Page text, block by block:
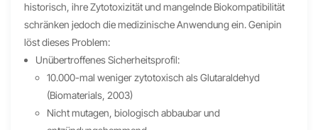
historisch, ihre Zytotoxizität und mangelnde Biokompatibilität
schränken jedoch die medizinische Anwendung ein. Genipin
löst dieses Problem:
Unübertroffenes Sicherheitsprofil:
10.000-mal weniger zytotoxisch als Glutaraldehyd
(Biomaterials, 2003)
Nicht mutagen, biologisch abbaubar und